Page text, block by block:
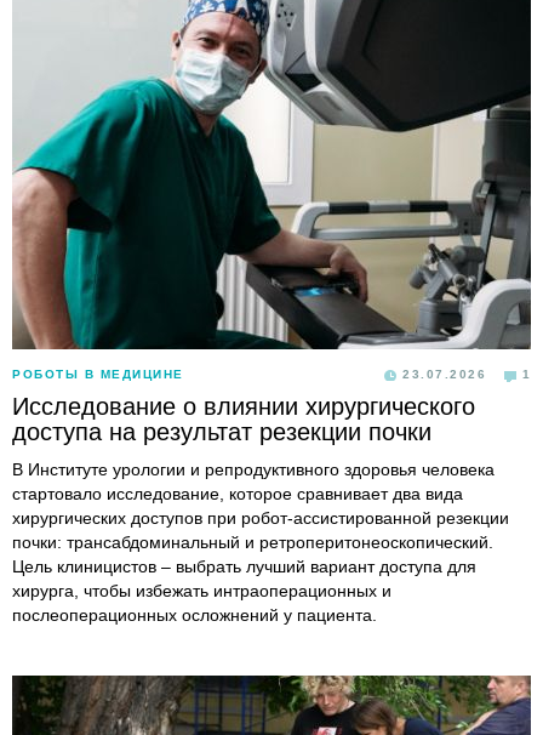
РОБОТЫ В МЕДИЦИНЕ 23.07.2026 1
Исследование о влиянии хирургического
доступа на результат резекции почки
В Институте урологии и репродуктивного здоровья человека
стартовало исследование, которое сравнивает два вида
хирургических доступов при робот-ассистированной резекции
почки: трансабдоминальный и ретроперитонеоскопический.
Цель клиницистов – выбрать лучший вариант доступа для
хирурга, чтобы избежать интраоперационных и
послеоперационных осложнений у пациента.